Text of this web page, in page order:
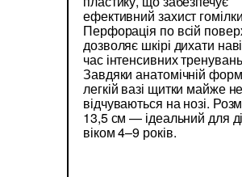
ефективний захист
Перфорація по всій
дозволяє шкірі дихати
час інтенсивних
Завдяки анатомічній
легкій вазі щитки майже не
відчуваються на нозі.
13,5 см — ідеальний для
віком 4–9 років.